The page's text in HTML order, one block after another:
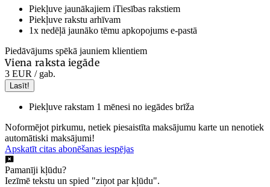
Piekļuve jaunākajiem iTiesības rakstiem
Piekļuve rakstu arhīvam
1x nedēļā jaunāko tēmu apkopojums e-pastā
Piedāvājums spēkā jauniem klientiem
Viena raksta iegāde
3 EUR / gab.
Lasīt!
Piekļuve rakstam 1 mēnesi no iegādes brīža
Noformējot pirkumu, netiek piesaistīta maksājumu karte un nenotiek
automātiski maksājumi!
Apskatīt citas abonēšanas iespējas
Pamanīji kļūdu?
Iezīmē tekstu un spied "ziņot par kļūdu".